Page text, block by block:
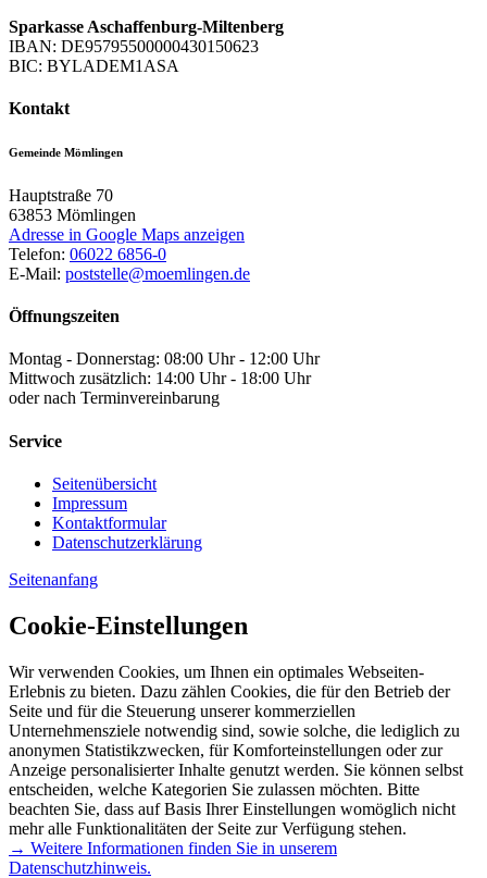
Sparkasse Aschaffenburg-Miltenberg
IBAN: DE95795500000430150623
BIC: BYLADEM1ASA
Kontakt
Gemeinde Mömlingen
Hauptstraße 70
63853 Mömlingen
Adresse in Google Maps anzeigen
Telefon: 06022 6856-0
E-Mail: poststelle@moemlingen.de
Öffnungszeiten
Montag - Donnerstag: 08:00 Uhr - 12:00 Uhr
Mittwoch zusätzlich: 14:00 Uhr - 18:00 Uhr
oder nach Terminvereinbarung
Service
Seitenübersicht
Impressum
Kontaktformular
Datenschutzerklärung
Seitenanfang
Cookie-Einstellungen
Wir verwenden Cookies, um Ihnen ein optimales Webseiten-
Erlebnis zu bieten. Dazu zählen Cookies, die für den Betrieb der
Seite und für die Steuerung unserer kommerziellen
Unternehmensziele notwendig sind, sowie solche, die lediglich zu
anonymen Statistikzwecken, für Komforteinstellungen oder zur
Anzeige personalisierter Inhalte genutzt werden. Sie können selbst
entscheiden, welche Kategorien Sie zulassen möchten. Bitte
beachten Sie, dass auf Basis Ihrer Einstellungen womöglich nicht
mehr alle Funktionalitäten der Seite zur Verfügung stehen.
→ Weitere Informationen finden Sie in unserem
Datenschutzhinweis.